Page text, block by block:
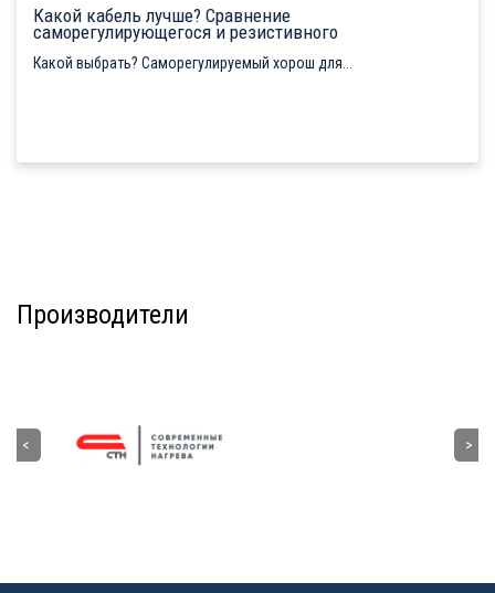
Какой кабель лучше? Сравнение
саморегулирующегося и резистивного
Какой выбрать? Саморегулируемый хорош для...
Производители